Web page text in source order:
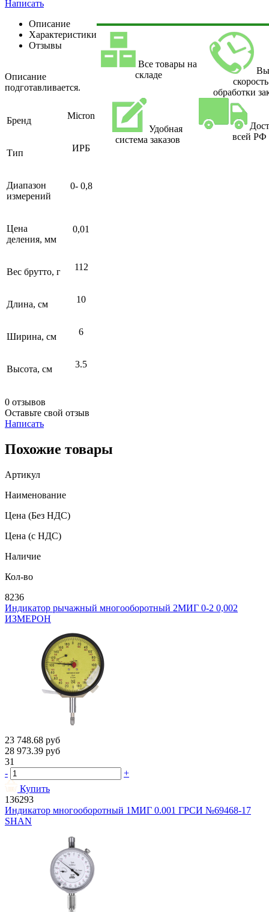
Написать
Описание
Характеристики
Отзывы
Описание
подготавливается.
Бренд Micron
Тип ИРБ
Диапазон
измерений
0- 0,8
Цена
деления, мм
0,01
Вес брутто, г 112
Длина, см 10
Ширина, см 6
Высота, см 3.5
0 отзывов
Оставьте свой отзыв
Написать
Все товары на
складе
скорость
обработки
Удобная
система заказов
всей РФ
Похожие товары
Артикул
Наименование
Цена (Без НДС)
Цена (с НДС)
Наличие
Кол-во
8236
Индикатор рычажный многооборотный 2МИГ 0-2 0,002
ИЗМЕРОН
23 748.68 руб
28 973.39 руб
31
-
+
Купить
136293
Индикатор многооборотный 1МИГ 0.001 ГРСИ №69468-17
SHAN